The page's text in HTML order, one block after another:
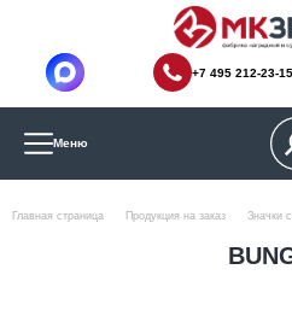
+7 495 212-23-15
Меню
Главная страница Продукция на заказ Значки